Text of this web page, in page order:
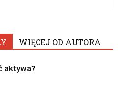
WIĘCEJ OD AUTORA
aktywa?